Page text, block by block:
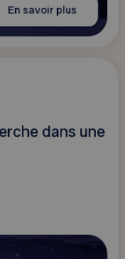
En savoir plus
dans une